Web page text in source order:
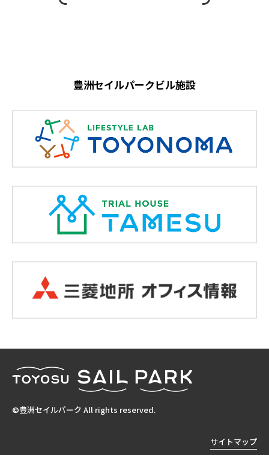
豊洲セイルパークビル施設
©豊洲セイルパーク All rights reserved.
サイトマップ